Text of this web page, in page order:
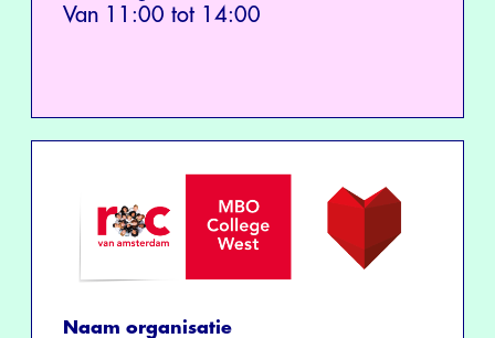
Van 11:00 tot 14:00
Naam organisatie